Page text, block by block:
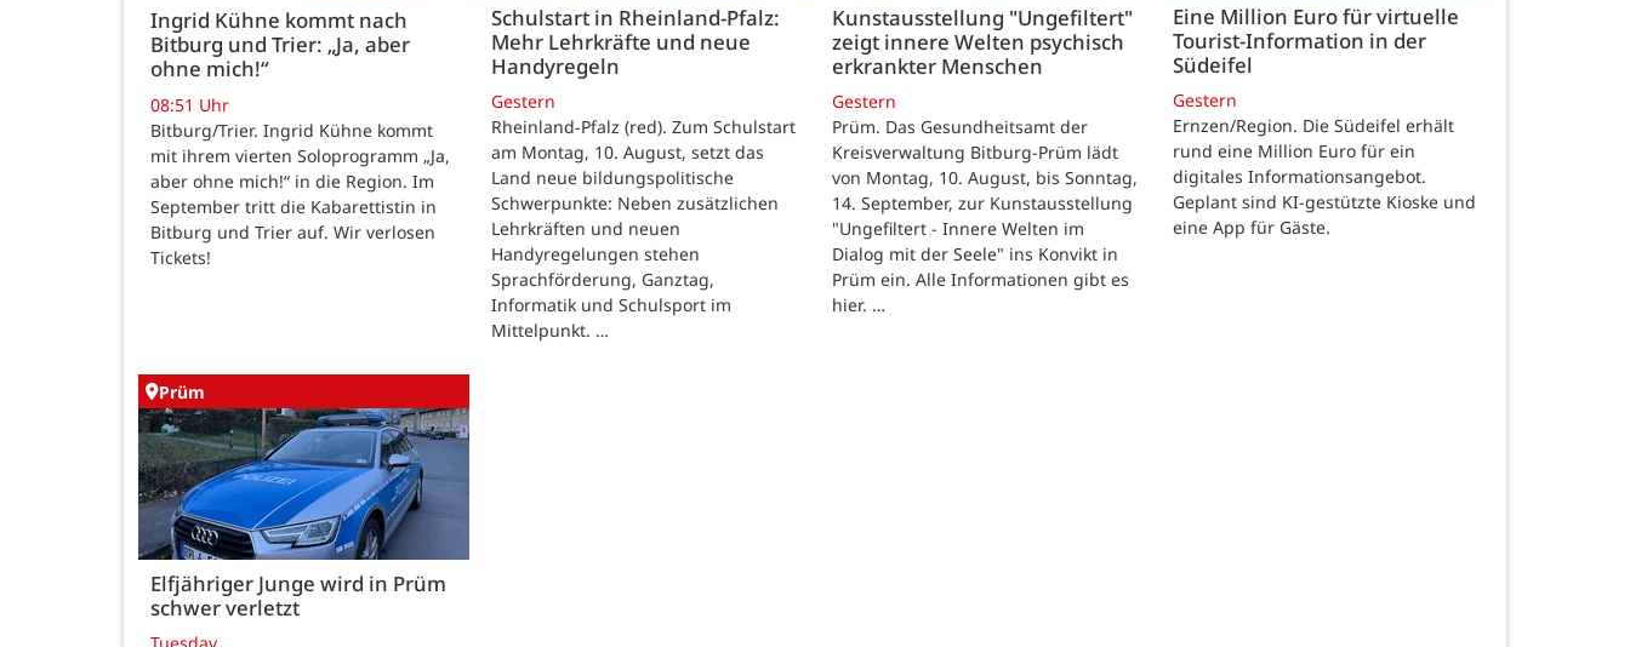
Ingrid Kühne kommt nach
Bitburg und Trier: „Ja, aber
ohne mich!“
08:51 Uhr
Bitburg/Trier. Ingrid Kühne kommt
mit ihrem vierten Soloprogramm „Ja,
aber ohne mich!“ in die Region. Im
September tritt die Kabarettistin in
Bitburg und Trier auf. Wir verlosen
Tickets!
Schulstart in Rheinland-Pfalz:
Mehr Lehrkräfte und neue
Handyregeln
Gestern
Rheinland-Pfalz (red). Zum Schulstart
am Montag, 10. August, setzt das
Land neue bildungspolitische
Schwerpunkte: Neben zusätzlichen
Lehrkräften und neuen
Handyregelungen stehen
Sprachförderung, Ganztag,
Informatik und Schulsport im
Mittelpunkt. …
Kunstausstellung "Ungefiltert"
zeigt innere Welten psychisch
erkrankter Menschen
Gestern
Prüm. Das Gesundheitsamt der
Kreisverwaltung Bitburg-Prüm lädt
von Montag, 10. August, bis Sonntag,
14. September, zur Kunstausstellung
"Ungefiltert - Innere Welten im
Dialog mit der Seele" ins Konvikt in
Prüm ein. Alle Informationen gibt es
hier. …
Eine Million Euro für virtuelle
Tourist-Information in der
Südeifel
Gestern
Ernzen/Region. Die Südeifel erhält
rund eine Million Euro für ein
digitales Informationsangebot.
Geplant sind KI-gestützte Kioske und
eine App für Gäste.
Prüm
Elfjähriger Junge wird in Prüm
schwer verletzt